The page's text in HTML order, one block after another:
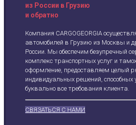
из России в Грузию
и обратно
Компания CARGOGEORGIA
автомобилей в Грузию из Москвы и
России. Мы обеспечим безупречный
комплекс транспортных услуг и
оформление, предоставляем целый
индивидуальных решений, способных
буквально все требования клиента.
СВЯЗАТЬСЯ С НАМИ